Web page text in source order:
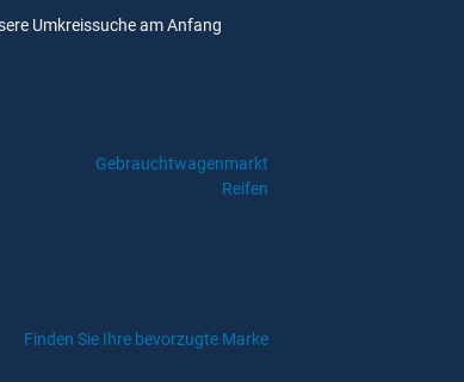
Umkreissuche am Anfang
Gebrauchtwagenmarkt
Reifen
Finden Sie Ihre bevorzugte Marke